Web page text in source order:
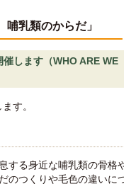
乳類のからだ」
します（WHO ARE WE
す。
する身近な哺乳類の骨格
のつくりや毛色の違いに